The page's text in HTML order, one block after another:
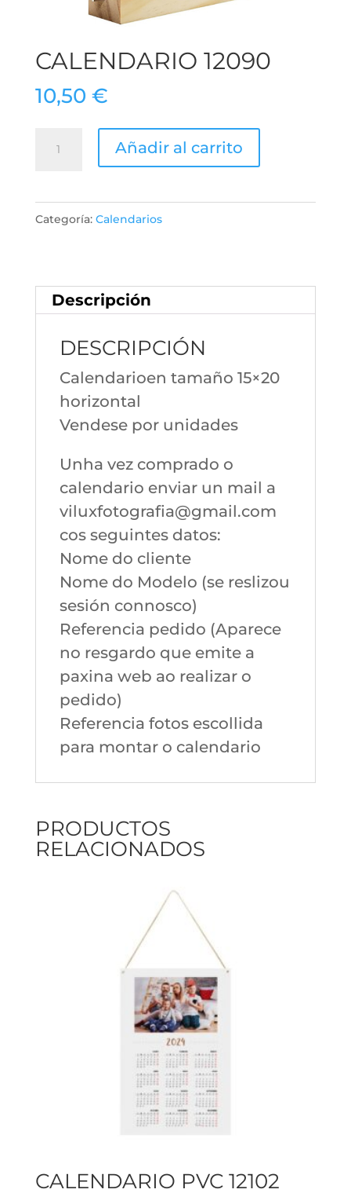
CALENDARIO 12090
10,50 €
CalendarioAñadir al carrito
Categoría: Calendarios
Descripción
DESCRIPCIÓN
Calendarioen tamaño 15×20
horizontal
Vendese por unidades
Unha vez comprado o
calendario enviar un mail a
viluxfotografia@gmail.com
cos seguintes datos:
Nome do cliente
Nome do Modelo (se reslizou
sesión connosco)
Referencia pedido (Aparece
no resgardo que emite a
paxina web ao realizar o
pedido)
Referencia fotos escollida
para montar o calendario
PRODUCTOS
RELACIONADOS
CALENDARIO PVC 12102